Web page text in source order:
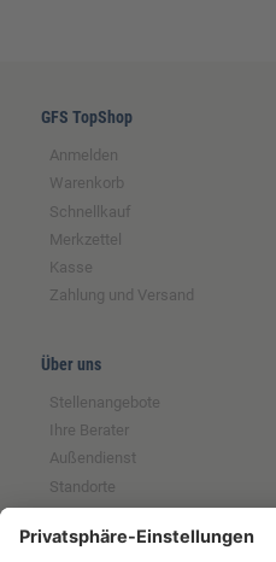
GFS TopShop
Anmelden
Warenkorb
Schnellkauf
Merkzettel
Kasse
Zahlung und Versand
Über uns
Stellenangebote
Ihre Berater
Außendienst
Standorte